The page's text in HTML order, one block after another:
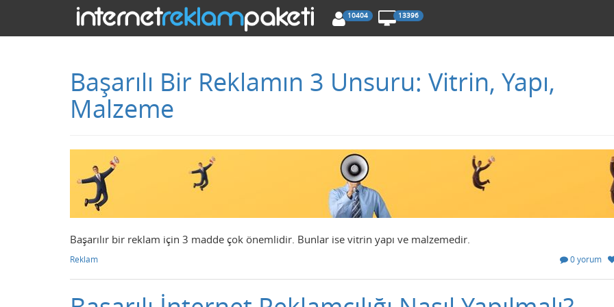
10404 13396
Başarılı Bir Reklamın 3 Unsuru: Vitrin, Yapı,
Malzeme
Başarılır bir reklam için 3 madde çok önemlidir. Bunlar ise vitrin yapı ve malzemedir.
Reklam 0 yorum